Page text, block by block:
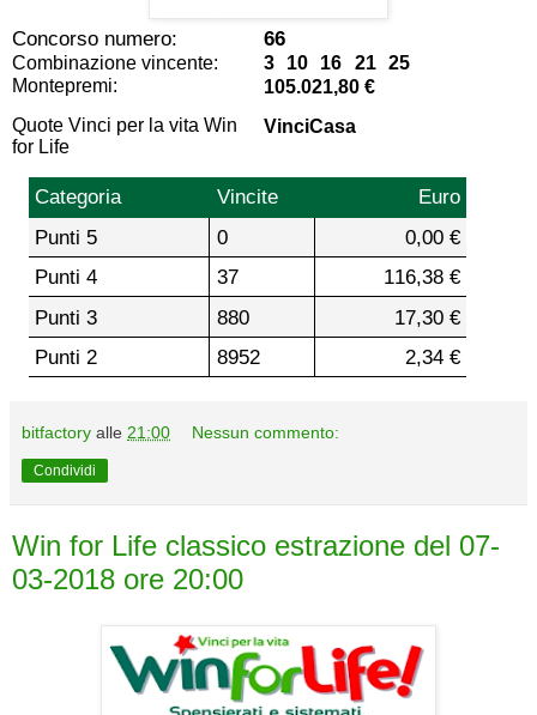
Concorso numero: 66
Combinazione vincente:
3 10 16 21 25
Montepremi:
105.021,80 €
Quote Vinci per la vita Win
for Life
VinciCasa
Categoria Vincite
Euro
Punti 5
0
0,00 €
Punti 4
37
116,38 €
Punti 3
880
17,30 €
Punti 2
8952 2,34 €
bitfactory alle 21:00 Nessun commento:
Condividi
Win for Life classico estrazione del 07-
03-2018 ore 20:00